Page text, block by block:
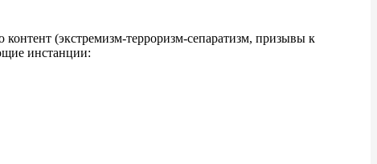
(экстремизм-терроризм-сепаратизм, призывы к
инстанции: